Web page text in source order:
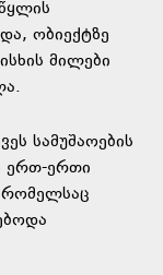
ობიექტზე
მილები
სამუშაოების
ერთ-ერთი
რომელსაც